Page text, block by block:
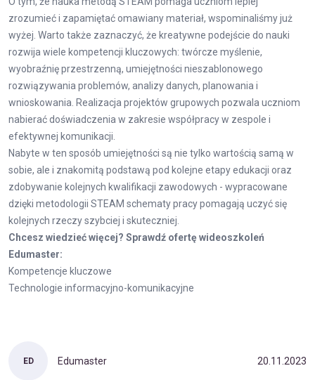
zrozumieć i zapamiętać omawiany materiał, wspominaliśmy już
wyżej. Warto także zaznaczyć, że kreatywne podejście do nauki
rozwija wiele kompetencji kluczowych: twórcze myślenie,
wyobraźnię przestrzenną, umiejętności nieszablonowego
rozwiązywania problemów, analizy danych, planowania i
wnioskowania. Realizacja projektów grupowych pozwala uczniom
nabierać doświadczenia w zakresie współpracy w zespole i
efektywnej komunikacji.
Nabyte w ten sposób umiejętności są nie tylko wartością samą w
sobie, ale i znakomitą podstawą pod kolejne etapy edukacji oraz
zdobywanie kolejnych kwalifikacji zawodowych - wypracowane
dzięki metodologii STEAM schematy pracy pomagają uczyć się
kolejnych rzeczy szybciej i skuteczniej.
Chcesz wiedzieć więcej? Sprawdź ofertę wideoszkoleń
Edumaster:
Kompetencje kluczowe
Technologie informacyjno-komunikacyjne
ED Edumaster 20.11.2023